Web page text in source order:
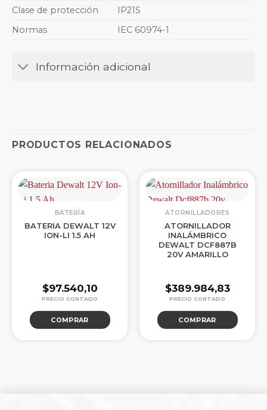
Clase de protección
IP21S
Normas
IEC 60974-1
Información adicional
PRODUCTOS RELACIONADOS
BATERÍA
BATERIA DEWALT 12V
ION-LI 1.5 AH
$97.540,10
COMPRAR
ATORNILLADORES
ATORNILLADOR
INALÁMBRICO
DEWALT DCF887B
20V AMARILLO
$389.984,83
COMPRAR